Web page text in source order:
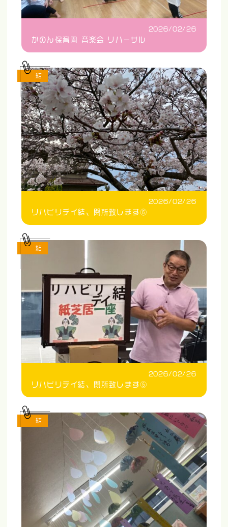
2026/02/26
かのん保育園 音楽会 リハーサル
2026/02/26
リハビリデイ結、閉所致します⑥
結
2026/02/26
リハビリデイ結、閉所致します⑤
結
結